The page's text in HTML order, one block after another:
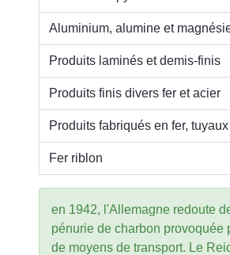
Aluminium, alumine et
Produits laminés et demis-finis
Produits finis divers fer et acier
Produits fabriqués en fer,
Fer riblon
en 1942, l'Allemagne redoute
pénurie de charbon provoquée
de moyens de transport. Le